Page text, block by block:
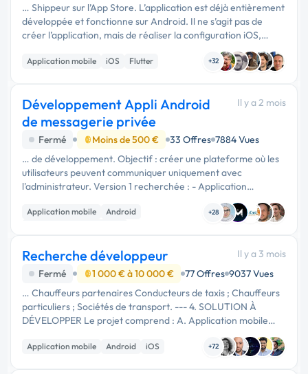
… Shippeur sur l’App Store. L’application est déjà entièrement
développée et fonctionne sur Android. Il ne s’agit pas de
créer l’application, mais de réaliser la configuration iOS,
effectuer les tests sur iPhone, corriger les éventuels
problèmes …
Application mobile iOS Flutter +32
Développement Appli Android
de messagerie privée
Il y a 2 mois
Fermé Moins de 500 € 33 Offres 7884 Vues
… de développement. Objectif : créer une plateforme où les
utilisateurs peuvent communiquer uniquement avec
l'administrateur. Version 1 recherchée : - Application
Android. - Accès via navigateur web pour les utilisateurs
iPhone. - Inscription …
Application mobile
Android
+28
Recherche développeur
Il y a 3 mois
Fermé
1 000 € à 10 000 € 77 Offres 9037 Vues
… Chauffeurs partenaires Conducteurs de taxis ; Chauffeurs
particuliers ; Sociétés de transport. --- 4. SOLUTION À
DÉVELOPPER Le projet comprend : A. Application mobile
client Disponible sur : Android ; iPhone (iOS). B. Application
mobile …
Application mobile Android iOS +72